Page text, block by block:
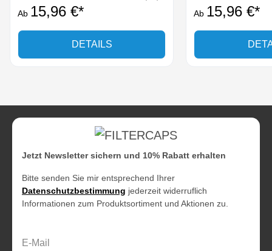
Ab 15,96 €*
DETAILS
Ab 15,96 €*
Jetzt Newsletter sichern und 10% Rabatt erhalten
Bitte senden Sie mir entsprechend Ihrer
Datenschutzbestimmung jederzeit widerruflich
Informationen zum Produktsortiment und Aktionen zu.